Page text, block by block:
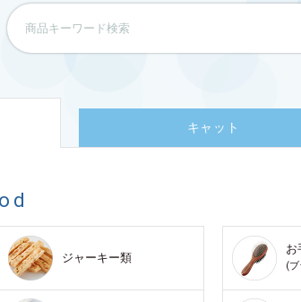
キャット
ジャーキー類
お
(